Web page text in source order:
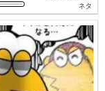
ネタ